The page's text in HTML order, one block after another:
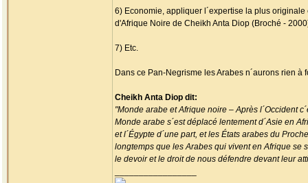
6) Economie, appliquer l´expertise la plus
d'Afrique Noire de Cheikh Anta Diop (Broché -
7) Etc.
Dans ce Pan-Negrisme les Arabes n´aurons rien à
Cheikh Anta Diop dit:
"Monde arabe et Afrique noire – Après l´Occident
Monde arabe s´est déplacé lentement d´Asie en
et l´Égypte d´une part, et les États arabes du
longtemps que les Arabes qui vivent en Afrique se
le devoir et le droit de nous défendre devant leur